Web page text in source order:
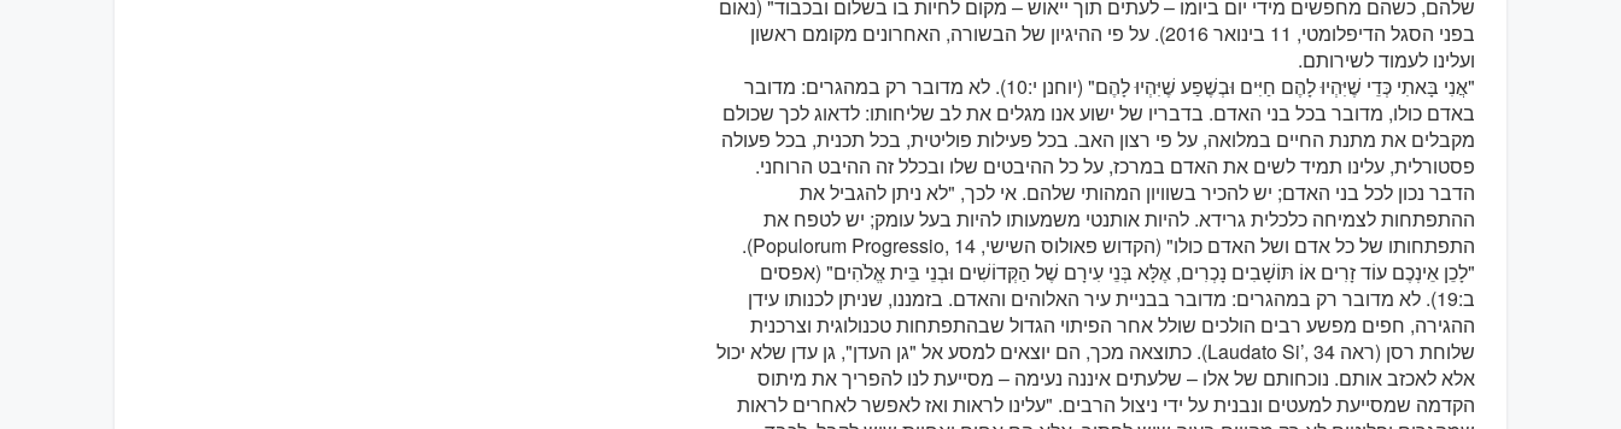
שלהם, כשהם מחפשים מידי יום ביומו – לעתים תוך ייאוש – מקום לחיות בו בשלום ובכבוד" (נאום
בפני הסגל הדיפלומטי, 11 בינואר 2016). על פי ההיגיון של הבשורה, האחרונים מקומם ראשון
ועלינו לעמוד לשירותם.
"אֲנִי בָּאתִי כְּדֵי שֶׁיִּהְיוּ לָהֶם חַיִּים וּבְשֶׁפַע שֶׁיִּהְיוּ לָהֶם" (יוחנן י:10). לא מדובר רק במהגרים: מדובר
באדם כולו, מדובר בכל בני האדם. בדבריו של ישוע אנו מגלים את לב שליחותו: לדאוג לכך שכולם
מקבלים את מתנת החיים במלואה, על פי רצון האב. בכל פעילות פוליטית, בכל תכנית, בכל פעולה
פסטורלית, עלינו תמיד לשים את האדם במרכז, על כל ההיבטים שלו ובכלל זה ההיבט הרוחני.
הדבר נכון לכל בני האדם; יש להכיר בשוויון המהותי שלהם. אי לכך, "לא ניתן להגביל את
ההתפתחות לצמיחה כלכלית גרידא. להיות אותנטי משמעותו להיות בעל עומק; יש לטפח את
התפתחותו של כל אדם ושל האדם כולו" (הקדוש פאולוס השישי, Populorum Progressio, 14).
"לָכֵן אֵינְכֶם עוֹד זָרִים אוֹ תּוֹשָׁבִים נָכְרִים, אֶלָּא בְּנֵי עִירָם שֶׁל הַקְּדוֹשִׁים וּבְנֵי בֵּית אֱלֹהִים" (אפסים
ב:19). לא מדובר רק במהגרים: מדובר בבניית עיר האלוהים והאדם. בזמננו, שניתן לכנותו עידן
ההגירה, חפים מפשע רבים הולכים שולל אחר הפיתוי הגדול שבהתפתחות טכנולוגית וצרכנית
שלוחת רסן (ראה Laudato Si’, 34). כתוצאה מכך, הם יוצאים למסע אל "גן העדן", גן עדן שלא יכול
אלא לאכזב אותם. נוכחותם של אלו – שלעתים איננה נעימה – מסייעת לנו להפריך את מיתוס
הקדמה שמסייעת למעטים ונבנית על ידי ניצול הרבים. "עלינו לראות ואז לאפשר לאחרים לראות